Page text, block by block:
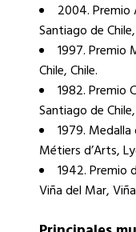
2004. Premio
Santiago de
1997. Premio
Chile, Chile.
1982. Premio
Santiago de
1979.
Métiers d’Arts,
1942. Premio
Viña del Mar,